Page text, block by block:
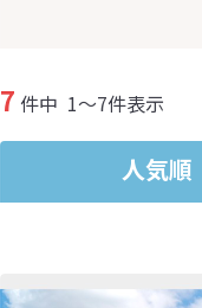
7 件中 1～7件表示
人気順